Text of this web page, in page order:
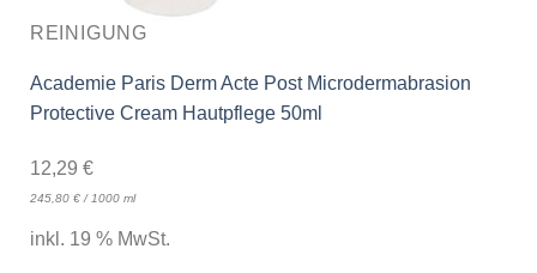
REINIGUNG
Academie Paris Derm Acte Post Microdermabrasion
Protective Cream Hautpflege 50ml
12,29 €
245,80 €/ 1000 ml
inkl. 19 % MwSt.